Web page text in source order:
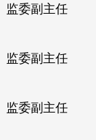
监委副主任
监委副主任
监委副主任